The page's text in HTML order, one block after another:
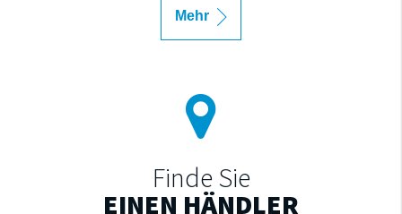
Mehr
Finde Sie
EINEN HÄNDLER